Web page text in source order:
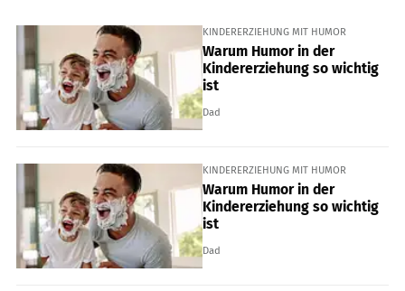
KINDERERZIEHUNG MIT HUMOR
Warum Humor in der
Kindererziehung so wichtig
ist
Dad
KINDERERZIEHUNG MIT HUMOR
Warum Humor in der
Kindererziehung so wichtig
ist
Dad